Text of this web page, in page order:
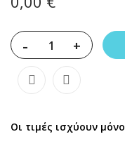
- +
Οι τιμές ισχύουν